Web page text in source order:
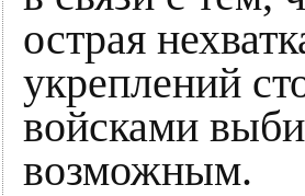
острая
укреплений
войсками
возможным.